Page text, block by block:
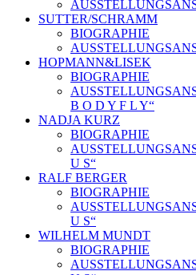
SUTTER/SCHRAMM
BIOGRAPHIE
HOPMANN&LISEK
BIOGRAPHIE
B O D Y F L Y“
NADJA KURZ
BIOGRAPHIE
U S“
RALF BERGER
BIOGRAPHIE
U S“
WILHELM MUNDT
BIOGRAPHIE